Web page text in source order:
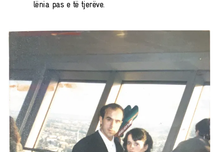
lënia pas e të tjerëve.